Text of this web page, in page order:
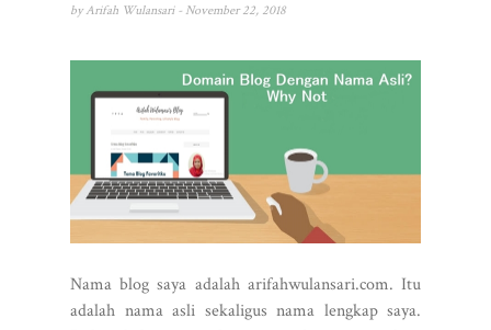
by Arifah Wulansari - November 22, 2018
Nama blog saya adalah arifahwulansari.com. Itu
adalah nama asli sekaligus nama lengkap saya.